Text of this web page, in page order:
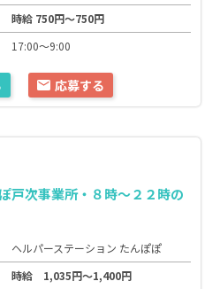
時給 750円～750円
17:00～9:00
応募する
戸次事業所・８時～２２時の
ヘルパーステーション たんぽぽ
時給 1,035円～1,400円